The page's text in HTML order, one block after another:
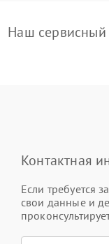
Наш сервисный
Контактная
Если требуется
свои данные и